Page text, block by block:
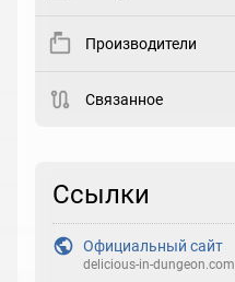
Рейтинг
Реакция
Производители
Связанное
Ссылки
Официальный сайт
delicious-in-dungeon.com